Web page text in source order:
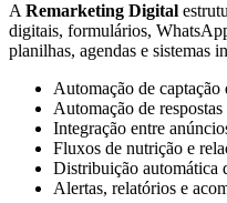
A Remarketing Digital
digitais, formulários,
planilhas, agendas e sistemas
Automação de captação
Automação de
Integração entre
Fluxos de nutrição e
Distribuição automática
Alertas, relatórios e